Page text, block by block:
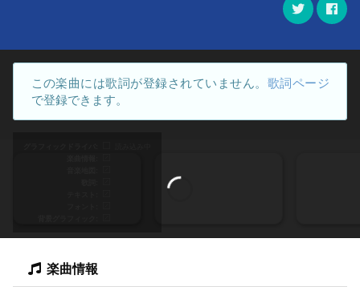
この楽曲には歌詞が登録されていません。 歌詞ページ
で登録できます。
楽曲情報